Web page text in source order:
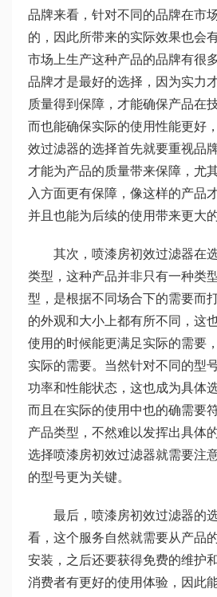
品牌来看，针对不同的品牌在市
的，因此所带来的实际效果也会
市场上生产这种产品的品牌有很
品牌才是最好的选择，因为实力
质量得到保障，才能确保产品在
而也能确保实际的使用性能更好
效过滤器的选择首先就要重视品
才能为产品的质量带来保障，尤
入方面更有保障，像这样的产品
并且也能为后续的使用带来更大的
其次，喷漆房初效过滤器在
类型，这种产品并非只有一种类
型，是根据不同场合下的需要而
的外观和大小上都有所不同，这
使用的时候能更满足实际的需要
实际的需要。当然针对不同的型
功率和性能状态，这也成为具体
而且在实际的使用中也的确需要
产品类型，不然难以发挥出具体
选择喷漆房初效过滤器就需要注
的型号更为关键。
最后，喷漆房初效过滤器的
看，这个服务自然就需要从产品
安装，之后还要获得免费的维护
消费者有更好的使用体验，因此